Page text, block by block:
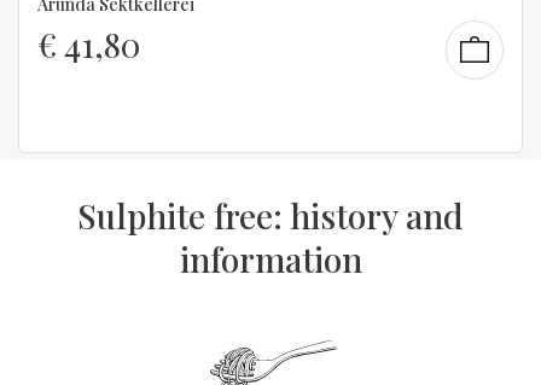
€41,80
Sulphite free: history and
information